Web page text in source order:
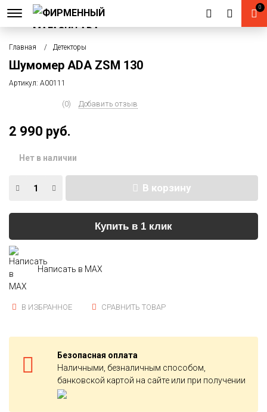
0
Главная Детекторы
Шумомер ADA ZSM 130
Артикул: А00111
(0) Добавить отзыв
2 990 руб.
Нет в наличии
В корзину
Купить в 1 клик
Написать в MAX
В ИЗБРАННОЕ СРАВНИТЬ ТОВАР
Безопасная оплата
Наличными, безналичным способом,
банковской картой на сайте или при получении